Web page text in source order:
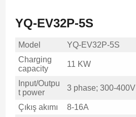
YQ-EV32P-5S
Model
YQ-EV32P-5S
Charging
capacity
11 KW
Input/Outpu
t power
3 phase; 300-400V
Çıkış akımı 8-16A